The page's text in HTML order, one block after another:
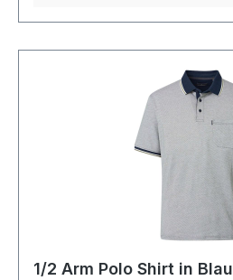
1/2 Arm Polo Shirt in Blau